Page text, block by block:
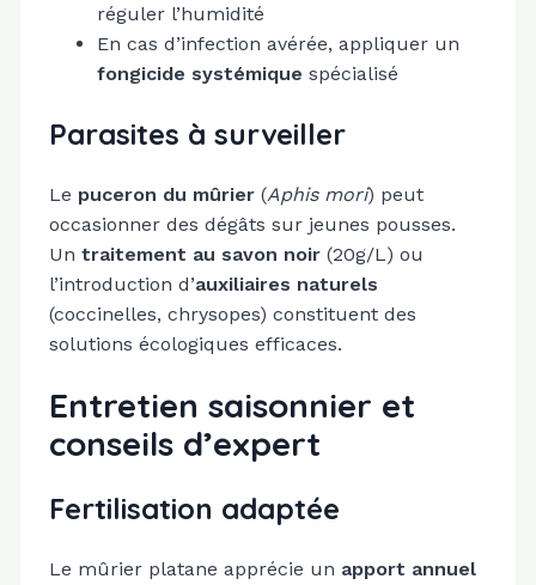
réguler l’humidité
En cas d’infection avérée, appliquer un
fongicide systémique spécialisé
Parasites à surveiller
Le puceron du mûrier(Aphis mori) peut
occasionner des dégâts sur jeunes pousses.
Un traitement au savon noir(20g/L) ou
l’introduction d’auxiliaires naturels
(coccinelles, chrysopes) constituent des
solutions écologiques efficaces.
Entretien saisonnier et
conseils d’expert
Fertilisation adaptée
Le mûrier platane apprécie un apport annuel